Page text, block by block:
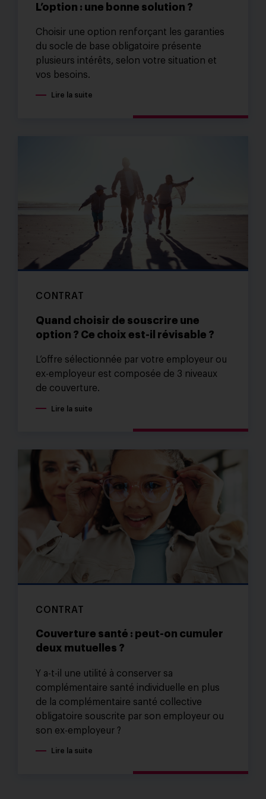
L’option : une bonne solution ?
Choisir une option renforçant les garanties
du socle de base obligatoire présente
plusieurs intérêts, selon votre situation et
vos besoins.
Lire la suite
CONTRAT
Quand choisir de souscrire une
option ? Ce choix est-il révisable ?
L’offre sélectionnée par votre employeur ou
ex-employeur est composée de 3 niveaux
de couverture.
Lire la suite
CONTRAT
Couverture santé : peut-on cumuler
deux mutuelles ?
Y a-t-il une utilité à conserver sa
complémentaire santé individuelle en plus
de la complémentaire santé collective
obligatoire souscrite par son employeur ou
son ex-employeur ?
Lire la suite